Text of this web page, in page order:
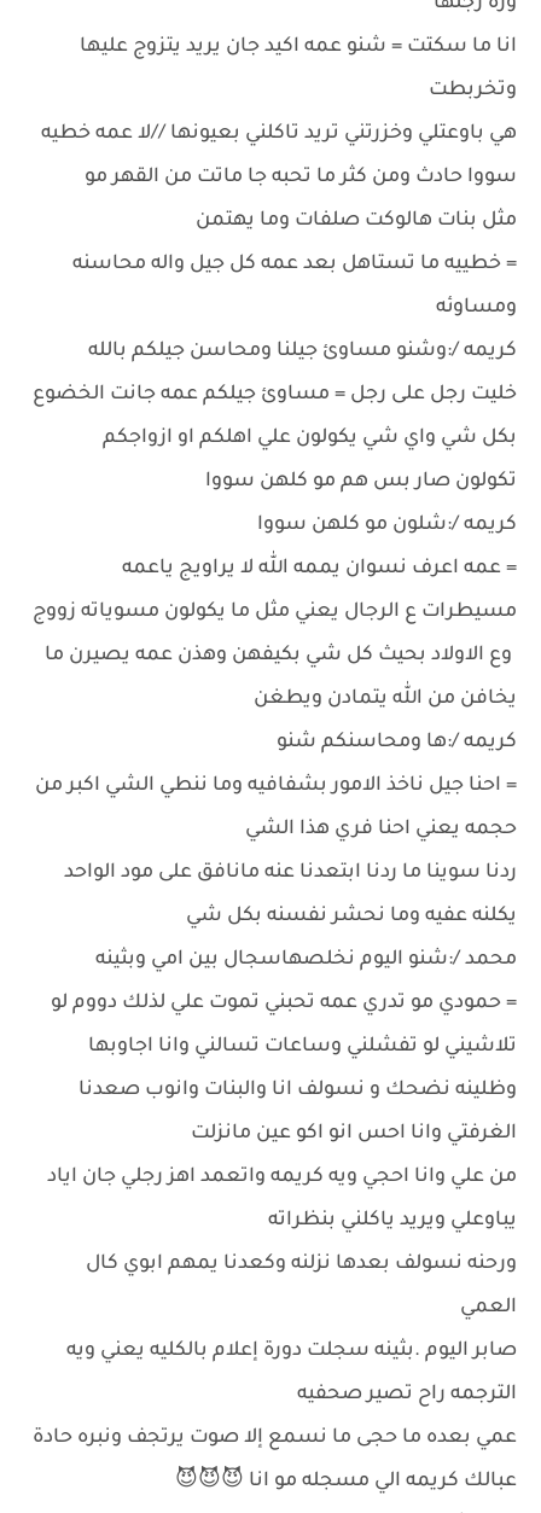
انا ما سكتت = شنو عمه اكيد جان يريد يتزوج عليها
وتخربطت
هي باوعتلي وخزرتني تريد تاكلني بعيونها //لا عمه خطيه
سووا حادث ومن كثر ما تحبه جا ماتت من القهر مو
مثل بنات هالوكت صلفات وما يهتمن
= خطييه ما تستاهل بعد عمه كل جيل واله محاسنه
ومساوئه
كريمه /:وشنو مساوئ جيلنا ومحاسن جيلكم بالله
خليت رجل على رجل = مساوئ جيلكم عمه جانت الخضوع
بكل شي واي شي يكولون علي اهلكم او ازواجكم
تكولون صار بس هم مو كلهن سووا
كريمه /:شلون مو كلهن سووا
= عمه اعرف نسوان يممه الله لا يراويج ياعمه
مسيطرات ع الرجال يعني مثل ما يكولون مسوياته زووج
وع الاولاد بحيث كل شي بكيفهن وهذن عمه يصيرن ما
يخافن من الله يتمادن ويطغن
كريمه /:ها ومحاسنكم شنو
= احنا جيل ناخذ الامور بشفافيه وما ننطي الشي اكبر من
حجمه يعني احنا فري هذا الشي
ردنا سوينا ما ردنا ابتعدنا عنه مانافق على مود الواحد
يكلنه عفيه وما نحشر نفسنه بكل شي
محمد /:شنو اليوم نخلصهاسجال بين امي وبثينه
= حمودي مو تدري عمه تحبني تموت علي لذلك دووم لو
تلاشيني لو تفشلني وساعات تسالني وانا اجاوبها
وظلينه نضحك و نسولف انا والبنات وانوب صعدنا
الغرفتي وانا احس انو اكو عين مانزلت
من علي وانا احجي ويه كريمه واتعمد اهز رجلي جان اياد
يباوعلي ويريد ياكلني بنظراته
ورحنه نسولف بعدها نزلنه وكعدنا يمهم ابوي كال
العمي
صابر اليوم .بثينه سجلت دورة إعلام بالكليه يعني ويه
الترجمه راح تصير صحفيه
عمي بعده ما حجى ما نسمع إلا صوت يرتجف ونبره حادة
عبالك كريمه الي مسجله مو انا 😈😈😈